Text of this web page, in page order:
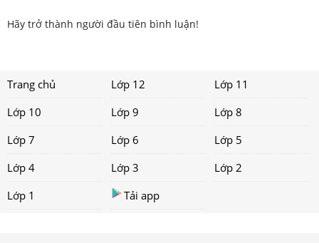
Hãy trở thành người đầu tiên bình luận!
Trang chủ Lớp 12
Lớp 11
Lớp 10
Lớp 9
Lớp 8
Lớp 7
Lớp 6
Lớp 5
Lớp 4
Lớp 3
Lớp 2
Lớp 1
Tải app